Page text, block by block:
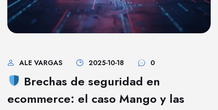
ALE VARGAS 2025-10-18 0
Brechas de seguridad en
ecommerce: el caso Mango y las